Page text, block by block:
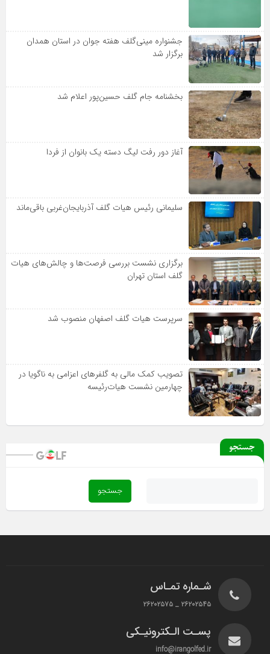
جشنواره مینی‌گلف هفته جوان در استان همدان
برگزار شد
بخشنامه جام گلف حسین‌پور اعلام شد
آغاز دور رفت لیگ دسته یک بانوان از فردا
سلیمانی رئیس هیات گلف آذربایجان‌غربی باقی‌ماند
برگزاری نشست بررسی فرصت‌ها و چالش‌های هیات
گلف استان تهران
سرپرست هیات گلف اصفهان منصوب شد
تصویب کمک مالی به گلفرهای اعزامی به ناگویا در
چهارمین نشست هیات‌رئیسه
جستجو
شـماره تمـاس
۲۶۲۰۲۵۴۵ _ ۲۶۲۰۲۵۷۵
پسـت الـکترونیـکی
info@irangolfed.ir